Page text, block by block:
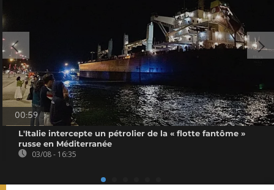
00:59
L'Italie intercepte un pétrolier de la « flotte fantôme »
russe en Méditerranée
03/08 - 16:35